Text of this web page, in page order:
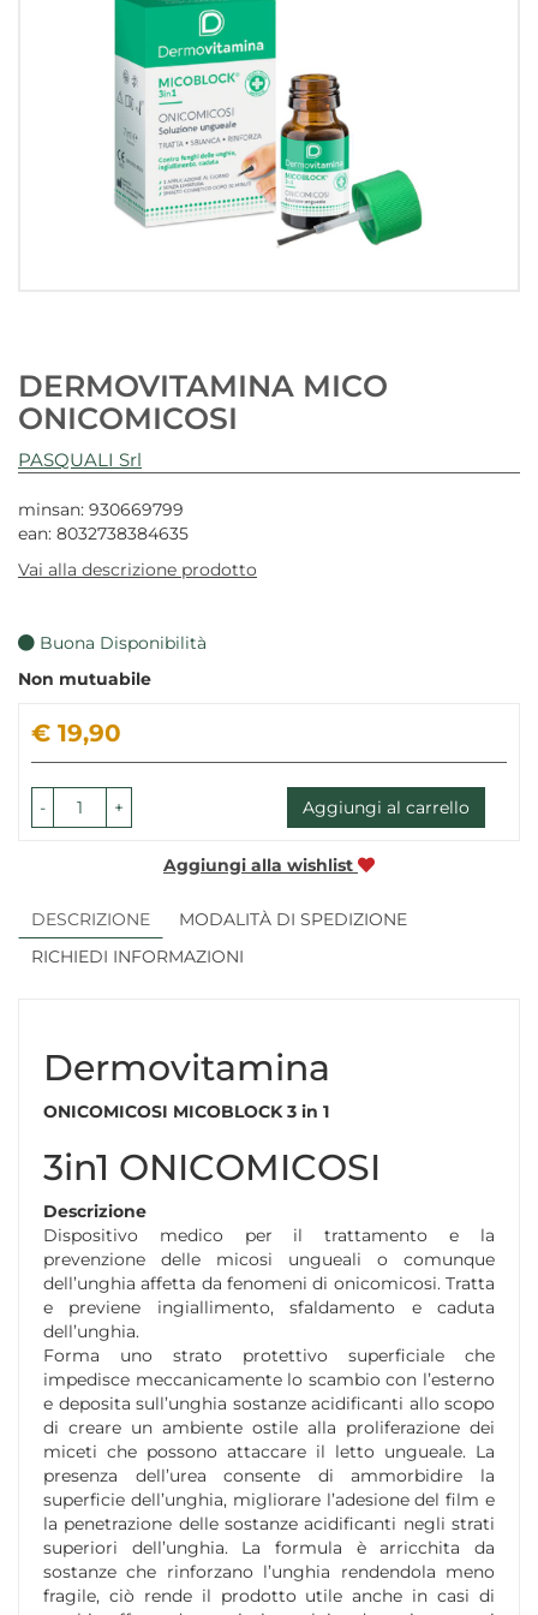
DERMOVITAMINA MICO
ONICOMICOSI
PASQUALI Srl
minsan: 930669799
ean: 8032738384635
Vai alla descrizione prodotto
Buona Disponibilità
Non mutuabile
Prezzo
€ 19,90
- + Aggiungi al carrello
Aggiungi alla wishlist
DESCRIZIONE
MODALITÀ DI SPEDIZIONE
RICHIEDI INFORMAZIONI
Dermovitamina
ONICOMICOSI MICOBLOCK 3 in 1
3in1 ONICOMICOSI
Descrizione
Dispositivo medico per il trattamento e la
prevenzione delle micosi ungueali o comunque
dell’unghia affetta da fenomeni di onicomicosi. Tratta
e previene ingiallimento, sfaldamento e caduta
dell’unghia.
Forma uno strato protettivo superficiale che
impedisce meccanicamente lo scambio con l’esterno
e deposita sull’unghia sostanze acidificanti allo scopo
di creare un ambiente ostile alla proliferazione dei
miceti che possono attaccare il letto ungueale. La
presenza dell’urea consente di ammorbidire la
superficie dell’unghia, migliorare l’adesione del film e
la penetrazione delle sostanze acidificanti negli strati
superiori dell’unghia. La formula è arricchita da
sostanze che rinforzano l’unghia rendendola meno
fragile, ciò rende il prodotto utile anche in casi di